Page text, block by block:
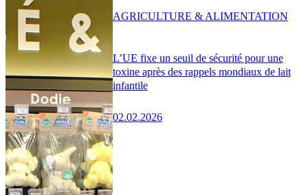
L’UE fixe un seuil de sécurité pour une
toxine après des rappels mondiaux de lait
infantile
02.02.2026
AGRICULTURE & ALIMENTATION